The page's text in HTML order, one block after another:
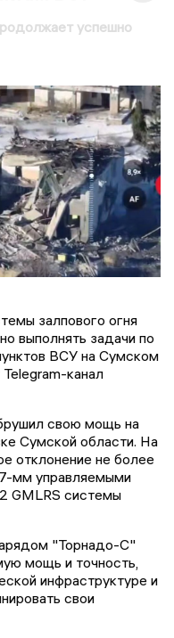
успешно
залпового огня
выполнять задачи по
ВСУ на Сумском
канал
свою мощь на
Сумской области. На
отклонение не более
мм управляемыми
GMLRS системы
"Торнадо-С"
мощь и точность,
инфраструктуре и
свои